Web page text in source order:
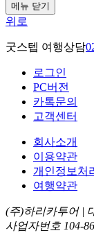
메뉴 닫기
위로
굿스텝 여행상담
로그인
PC버전
카톡문의
고객센터
회사소개
이용약관
개인정보처
여행약관
(주)하리카투어 |
사업자번호 104-